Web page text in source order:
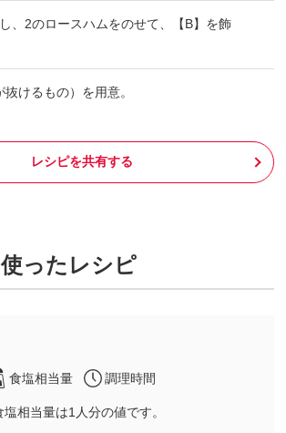
、2のロースハムをのせて、【B】を飾
けるもの）を用意。
レシピを共有する
ったレシピ
食塩相当量 調理時間
相当量は1人分の値です。